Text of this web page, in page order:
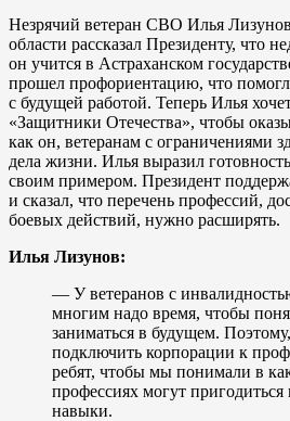
Незрячий ветеран СВО Илья
области рассказал Президенту, что
он учится в Астраханском
прошел профориентацию, что
с будущей работой. Теперь Илья
«Защитники Отечества», чтобы
как он, ветеранам с ограничениями
дела жизни. Илья выразил
своим примером. Президент
и сказал, что перечень профессий,
боевых действий, нужно расширять.
Илья Лизунов:
— У ветеранов с
многим надо время, чтобы
заниматься в будущем.
подключить корпорации к
ребят, чтобы мы понимали в
профессиях могут
навыки.